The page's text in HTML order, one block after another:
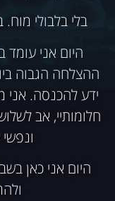
בלי בלבולי
היום אני
ההצלחה הגבוה
ידע להכנסה. אני
חלומותיי, אב
היום אני כאן